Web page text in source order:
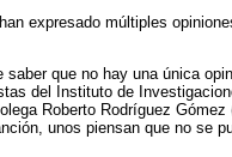
expresado múltiples
que no hay una única
del Instituto de
Roberto Rodríguez
unos piensan que no se